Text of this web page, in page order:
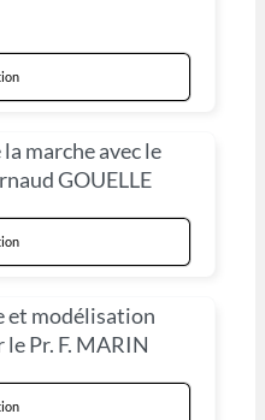
marche avec le
GOUELLE
et modélisation
Pr. F. MARIN